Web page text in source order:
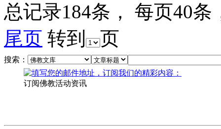
总记录184条， 每页40
尾页 转到 页
搜索：
订阅佛教活动资讯